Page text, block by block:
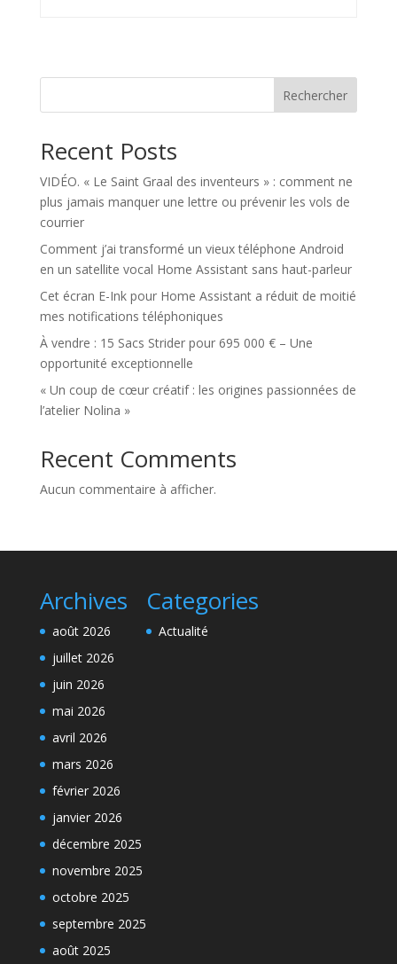
Rechercher
Recent Posts
VIDÉO. « Le Saint Graal des inventeurs » : comment ne
plus jamais manquer une lettre ou prévenir les vols de
courrier
Comment j’ai transformé un vieux téléphone Android
en un satellite vocal Home Assistant sans haut-parleur
Cet écran E-Ink pour Home Assistant a réduit de moitié
mes notifications téléphoniques
À vendre : 15 Sacs Strider pour 695 000 € – Une
opportunité exceptionnelle
« Un coup de cœur créatif : les origines passionnées de
l’atelier Nolina »
Recent Comments
Aucun commentaire à afficher.
Archives
août 2026
juillet 2026
juin 2026
mai 2026
avril 2026
mars 2026
février 2026
janvier 2026
décembre 2025
novembre 2025
octobre 2025
septembre 2025
août 2025
Categories
Actualité